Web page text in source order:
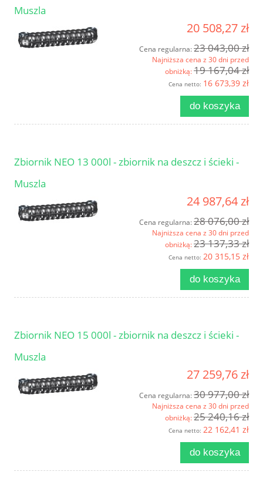
Muszla
20 508,27 zł
Cena regularna:23 043,00 zł
Najniższa cena z 30 dni przed
obniżką:19 167,04 zł
Cena netto: 16 673,39 zł
do koszyka
Zbiornik NEO 13 000l - zbiornik na deszcz i ścieki -
Muszla
24 987,64 zł
Cena regularna:28 076,00 zł
Najniższa cena z 30 dni przed
obniżką:23 137,33 zł
Cena netto: 20 315,15 zł
do koszyka
Zbiornik NEO 15 000l - zbiornik na deszcz i ścieki -
Muszla
27 259,76 zł
Cena regularna:30 977,00 zł
Najniższa cena z 30 dni przed
obniżką:25 240,16 zł
Cena netto: 22 162,41 zł
do koszyka